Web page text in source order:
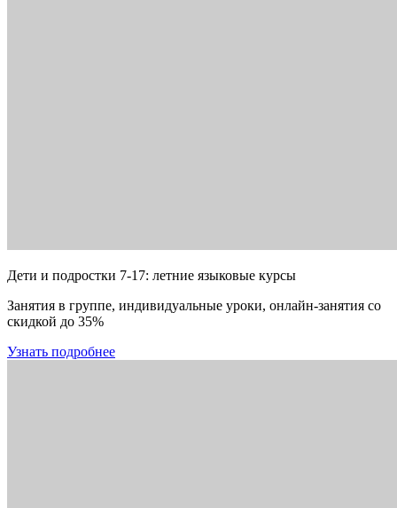
Дети и подростки 7-17: летние языковые курсы
Занятия в группе, индивидуальные уроки, онлайн-занятия со
скидкой до 35%
Узнать подробнее